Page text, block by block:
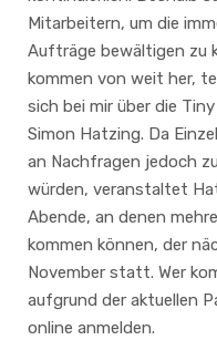
Mitarbeitern, um die
Aufträge bewältigen zu
kommen von weit her,
sich bei mir über die
Simon Hatzing. Da
an Nachfragen jedoch
würden, veranstaltet
Abende, an denen
kommen können, der
November statt. Wer
aufgrund der aktuellen
online anmelden.